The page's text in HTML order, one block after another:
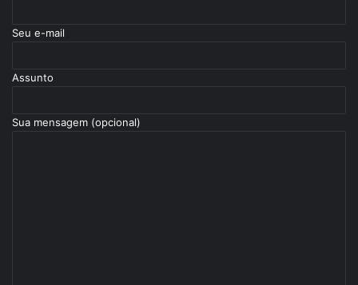
Seu e-mail
Assunto
Sua mensagem (opcional)